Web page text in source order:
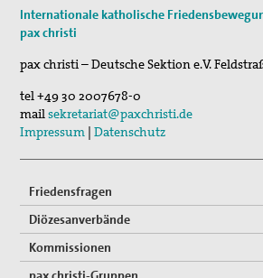
Fahradpilgertour 2026
Programm der VHS und des Essener
Internationale katholische
pax christi
pax christi – Deutsche Sektion e.V.
tel+49 30 2007678-0
mailsekretariat@paxchristi.de
Impressum |Datenschutz
Friedensfragen
Diözesanverbände
Kommissionen